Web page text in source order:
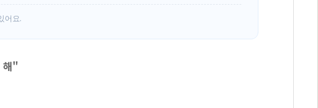
어요.
해"